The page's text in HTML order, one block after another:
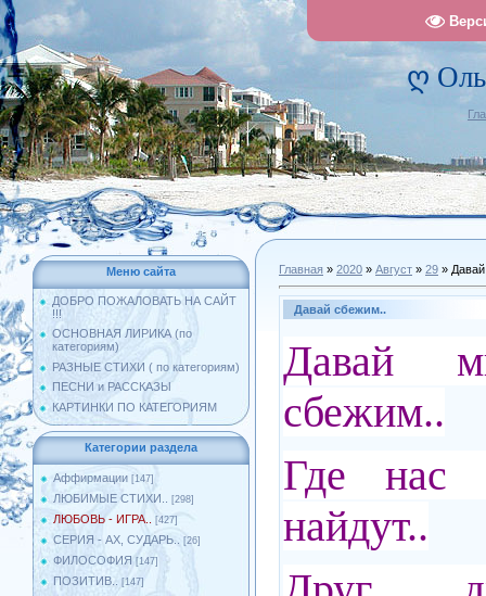
ღ
Меню сайта
ДОБРО ПОЖАЛОВАТЬ НА САЙТ
!!!
ОСНОВНАЯ ЛИРИКА (по
категориям)
РАЗНЫЕ СТИХИ ( по категориям)
ПЕСНИ и РАССКАЗЫ
КАРТИНКИ ПО КАТЕГОРИЯМ
Категории раздела
Аффирмации [147]
ЛЮБИМЫЕ СТИХИ.. [298]
ЛЮБОВЬ - ИГРА.. [427]
СЕРИЯ - АХ, СУДАРЬ.. [26]
ФИЛОСОФИЯ [147]
ПОЗИТИВ.. [147]
Главная » 2020 » Август » 29 »
Давай сбежим..
Давай
сбежим..
Где
найдут..